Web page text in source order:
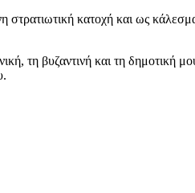
κατοχή και ως
τη βυζαντινή και τη δημοτική